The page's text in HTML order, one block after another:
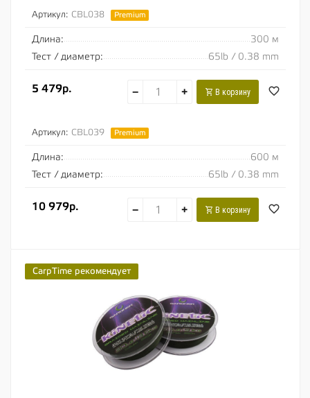
Артикул: CBL038 Premium
Длина:
300 м
Тест / диаметр:
65lb / 0.38 mm
5 479р. − + В корзину
Артикул: CBL039 Premium
Длина:
600 м
Тест / диаметр:
65lb / 0.38 mm
10 979р. − + В корзину
CarpTime рекомендует